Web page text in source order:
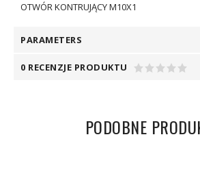
OTWÓR KONTRUJĄCY M10X1
PARAMETERS
0 RECENZJE PRODUKTU
PODOBNE